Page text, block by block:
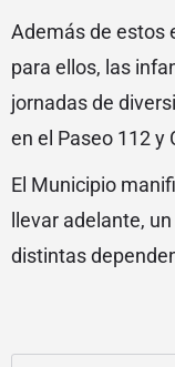
Además de estos
para ellos, las
jornadas de
en el Paseo 112 y
El Municipio
llevar adelante,
distintas